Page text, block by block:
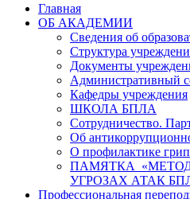
Главная
ОБ АКАДЕМИИ
Сведения об
Структура
Документы
Административный
Кафедры учреждения
ШКОЛА БПЛА
Сотрудничество.
Об
О профилактике
ПАМЯТКА
УГРОЗАХ АТАК
Профессиональная